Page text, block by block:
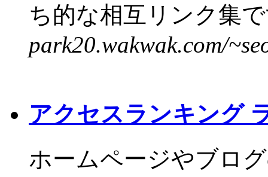
ち的な相互リンク集
park20.wakwak.com/
アクセスランキング
ホームページやブロ